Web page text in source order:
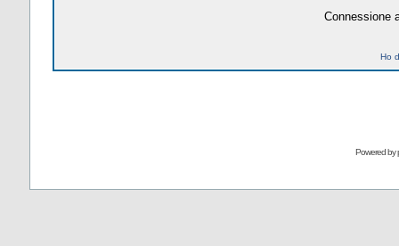
Connessione
Ho
Powered by